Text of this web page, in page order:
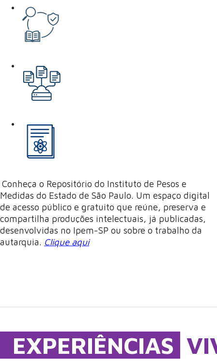
Conheça o Repositório do Instituto de Pesos e
Medidas do Estado de São Paulo. Um espaço digital
de acesso público e gratuito que reúne, preserva e
compartilha produções intelectuais, já publicadas,
desenvolvidas no Ipem-SP ou sobre o trabalho da
autarquia. Clique aqui
EXPERIÊNCIAS